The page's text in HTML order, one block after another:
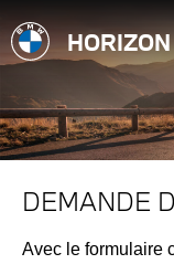
HORIZON
DEMANDE
Avec le formulaire